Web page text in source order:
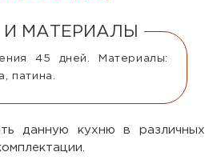
И МАТЕРИАЛЫ
45 дней. Материалы:
патина.
данную кухню в различных